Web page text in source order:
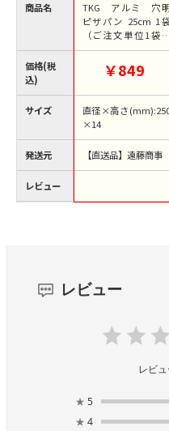
商品名
価格(税
込)
サイズ
発送元
レビュー
TKG アルミ 穴
ピザパン 25cm 1
（ご注文単位1袋）
【直送品】
￥849
直径×高さ
×14
【直送品】遠藤商事
レビュー
レビ
★ 5
★ 4